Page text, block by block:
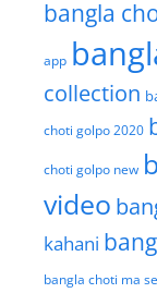
bangla
app
collection
choti golpo 2020
choti golpo new
video
kahani
bangla choti ma